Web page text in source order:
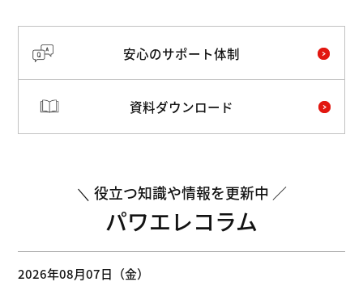
安心のサポート体制
資料ダウンロード
役立つ知識や情報を更新中
パワエレコラム
2026年08月07日（金）